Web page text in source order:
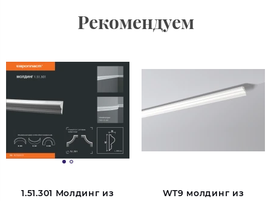
Рекомендуем
1.51.301 Молдинг из WT9 молдинг из